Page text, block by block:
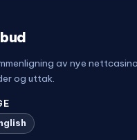
av nye
og uttak.